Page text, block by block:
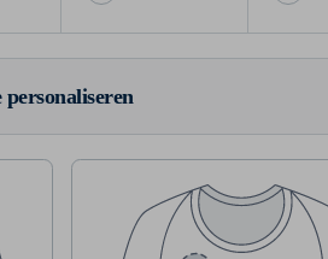
personaliseren